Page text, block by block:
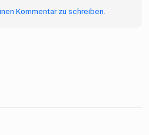
Kommentar zu schreiben.